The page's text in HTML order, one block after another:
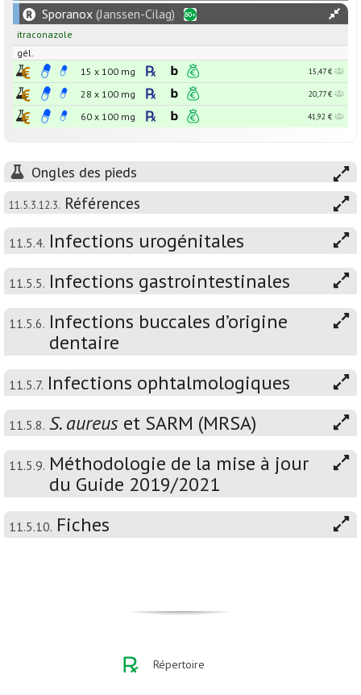
Sporanox (Janssen-Cilag)
itraconazole
gél.
15 x 100 mg 15,47 €
28 x 100 mg 20,77 €
60 x 100 mg 41,92 €
Ongles des pieds
11.5.3.12.3. Références
11.5.4. Infections urogénitales
11.5.5. Infections gastrointestinales
11.5.6. Infections buccales d’origine
dentaire
11.5.7. Infections ophtalmologiques
11.5.8. S. aureus et SARM (MRSA)
11.5.9. Méthodologie de la mise à jour
du Guide 2019/2021
11.5.10. Fiches
Répertoire